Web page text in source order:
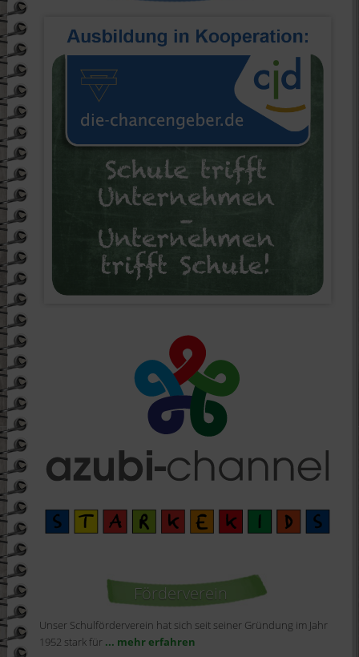
Förderverein
Unser Schulförderverein hat sich seit seiner Gründung im Jahr
1952 stark für ... mehr erfahren